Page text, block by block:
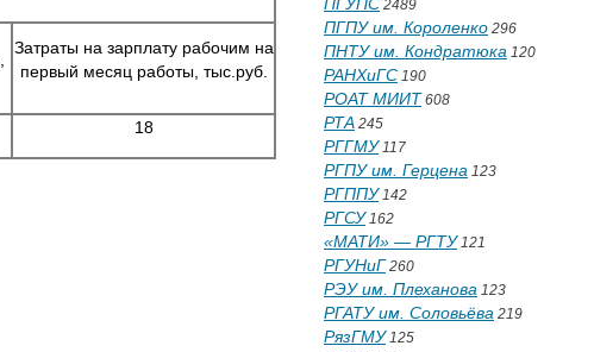
Затраты на зарплату рабочим на
первый месяц работы, тыс.руб.
18
2489
ПГПУ им. Короленко 296
ПНТУ им. Кондратюка 120
РАНХиГС 190
РОАТ МИИТ 608
РТА 245
РГГМУ117
РГПУ им. Герцена 123
РГППУ142
РГСУ162
«МАТИ» — РГТУ121
РГУНиГ 260
РЭУ им. Плеханова 123
РГАТУ им. Соловьёва 219
РязГМУ125